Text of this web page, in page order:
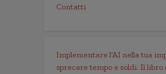
Contatti
Implementare l'AI nella tua
sprecare tempo e soldi. Il libro